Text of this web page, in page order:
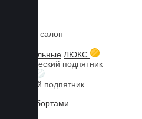
Коврики в салон
3D текстильные ЛЮКС
Металлический подпятник
Резиновый подпятник
3D Eva с бортами
Главная Каталог товаров
3D коврики Euromat для LEXUS LX
крепежом), Business, Черный